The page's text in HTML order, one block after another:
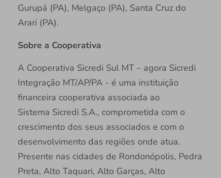
Gurupá (PA), Melgaço (PA), Santa Cruz do
Arari (PA).
Sobre a Cooperativa
A Cooperativa Sicredi Sul MT – agora Sicredi
Integração MT/AP/PA - é uma instituição
financeira cooperativa associada ao
Sistema Sicredi S.A., comprometida com o
crescimento dos seus associados e com o
desenvolvimento das regiões onde atua.
Presente nas cidades de Rondonópolis, Pedra
Preta, Alto Taquari, Alto Garças, Alto